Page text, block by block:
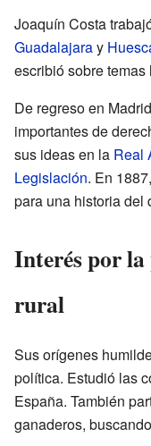
Joaquín Costa
Guadalajaray
escribió sobre
De regreso en
importantes de
sus ideas en la Real
Legislación. En
para una historia del
Interés por
rural
Sus orígenes
política. Estudió las
España. También
ganaderos,